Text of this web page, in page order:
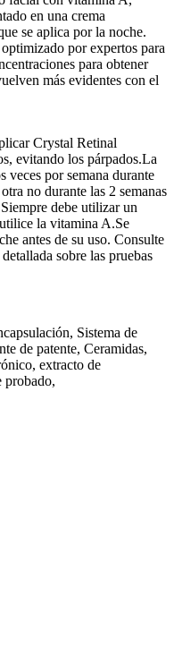
en una crema
se aplica por la noche.
por expertos para
para obtener
más evidentes con el
Crystal Retinal
evitando los párpados.La
veces por semana durante
no durante las 2 semanas
debe utilizar un
la vitamina A.Se
antes de su uso. Consulte
sobre las pruebas
Sistema de
de patente, Ceramidas,
extracto de
probado,